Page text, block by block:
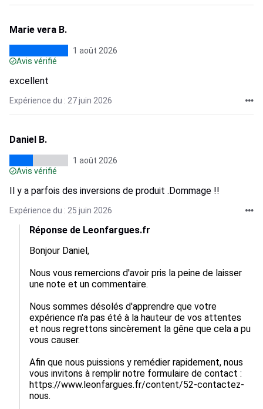
Marie vera B.
1 août 2026
Avis vérifié
excellent
Expérience du : 27 juin 2026
Daniel B.
1 août 2026
Avis vérifié
Il y a parfois des inversions de produit .Dommage !!
Expérience du : 25 juin 2026
Réponse de Leonfargues.fr
Bonjour Daniel,
Nous vous remercions d'avoir pris la peine de laisser
une note et un commentaire.
Nous sommes désolés d'apprendre que votre
expérience n'a pas été à la hauteur de vos attentes
et nous regrettons sincèrement la gêne que cela a pu
vous causer.
Afin que nous puissions y remédier rapidement, nous
vous invitons à remplir notre formulaire de contact :
https://www.leonfargues.fr/content/52-contactez-
nous.